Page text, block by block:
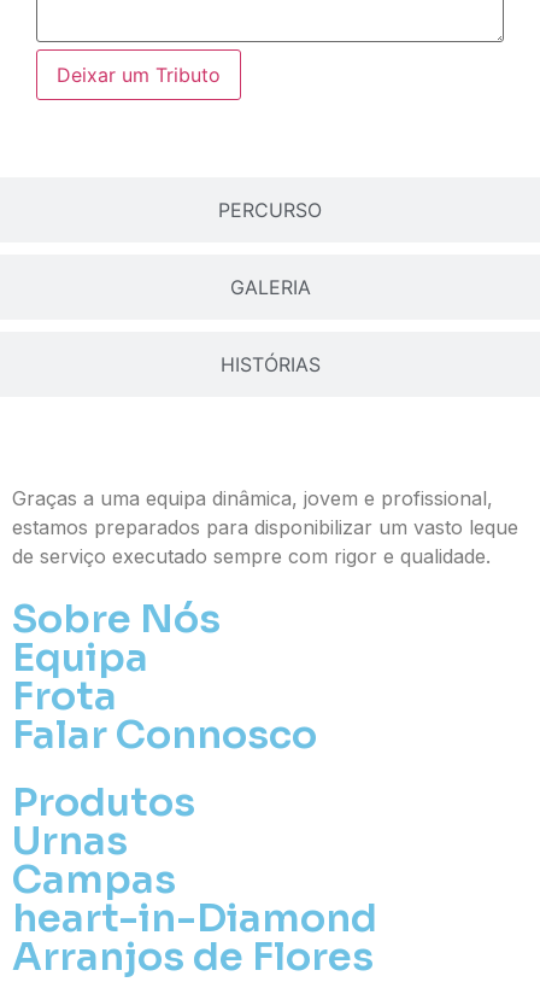
PERCURSO
GALERIA
HISTÓRIAS
Deixar um Tributo
Graças a uma equipa dinâmica, jovem e profissional,
estamos preparados para disponibilizar um vasto leque
de serviço executado sempre com rigor e qualidade.
Sobre Nós
Equipa
Frota
Falar Connosco
Produtos
Urnas
Campas
heart-in-Diamond
Arranjos de Flores